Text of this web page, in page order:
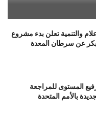
والتنمية تعلن بدء مشروع
عن سرطان المعدة
المستوى للمراجعة
بالأمم المتحدة